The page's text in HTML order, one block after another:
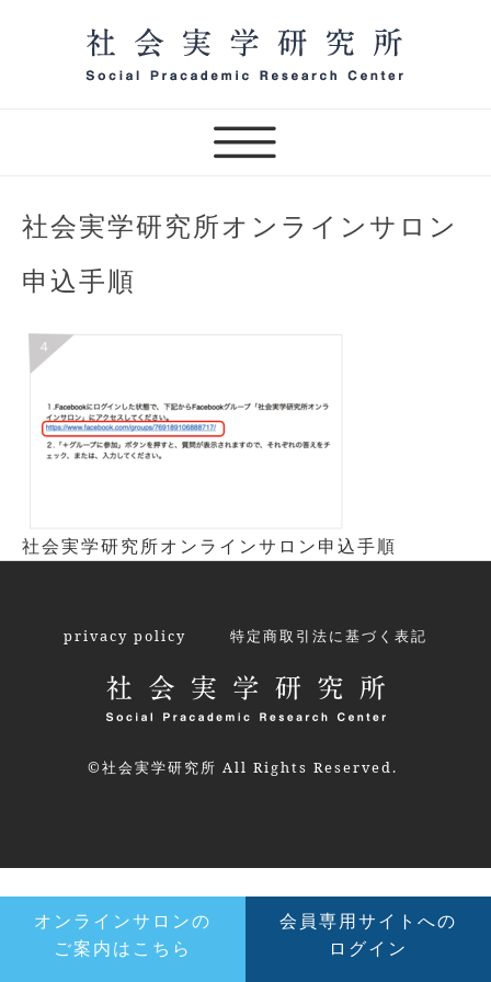
所 オンラインサロン主宰
（テスト）
社会実学研究所オンラインサロン
申込手順
社会実学研究所オンラインサロン申込手順
privacy policy 特定商取引法に基づく表記
©社会実学研究所 All Rights Reserved.
オンラインサロンの
ご案内はこちら
会員専用サイトへの
ログイン